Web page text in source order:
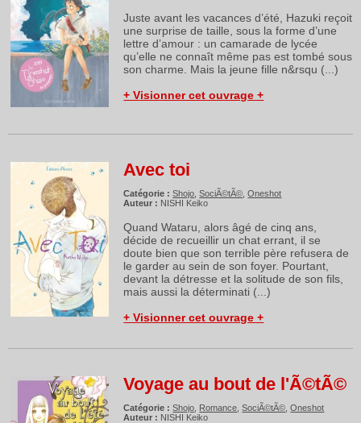
Juste avant les vacances d’été, Hazuki reçoit
une surprise de taille, sous la forme d’une
lettre d’amour : un camarade de lycée
qu’elle ne connaît même pas est tombé sous
son charme. Mais la jeune fille n&rsqu (...)
+ Visionner cet ouvrage +
Avec toi
Catégorie : Shojo ,SociÃ©tÃ© ,Oneshot
Auteur : NISHI Keiko
Quand Wataru, alors âgé de cinq ans,
décide de recueillir un chat errant, il se
doute bien que son terrible père refusera de
le garder au sein de son foyer. Pourtant,
devant la détresse et la solitude de son fils,
mais aussi la déterminati (...)
+ Visionner cet ouvrage +
Voyage au bout de l'Ã©tÃ©
Catégorie : Shojo Romance ,SociÃ©tÃ© ,Oneshot
Auteur : NISHI Keiko